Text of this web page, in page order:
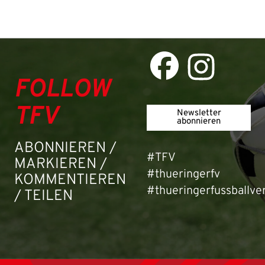
FOLLOW
TFV
ABONNIEREN /
MARKIEREN /
KOMMENTIEREN
/ TEILEN
Newsletter
abonnieren
#TFV
#thueringerfv